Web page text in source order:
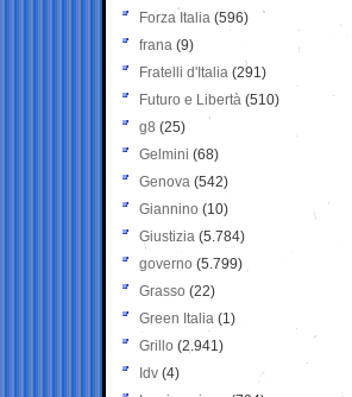
Forza Italia (596)
frana (9)
Fratelli d'Italia (291)
Futuro e Libertà (510)
g8 (25)
Gelmini (68)
Genova (542)
Giannino (10)
Giustizia (5.784)
governo (5.799)
Grasso (22)
Green Italia (1)
Grillo (2.941)
Idv (4)